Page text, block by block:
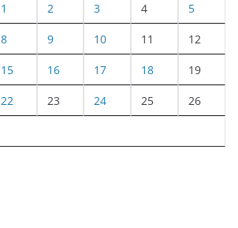
1 2 3 4 5
8 9 10 11 12
15 16 17 18 19
22 23 24 25 26